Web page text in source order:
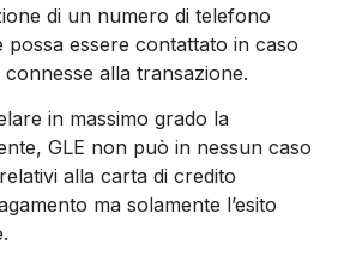
di un numero di telefono
possa essere contattato in caso
alla transazione.
in massimo grado la
GLE non può in nessun caso
alla carta di credito
ma solamente l’esito